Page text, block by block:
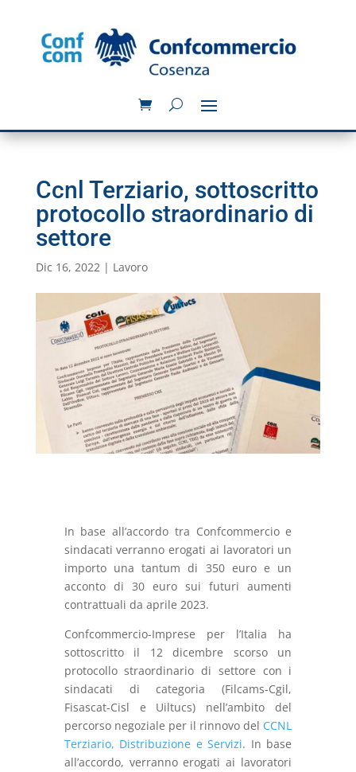
Ccnl Terziario, sottoscritto
protocollo straordinario di
settore
Dic 16, 2022| Lavoro
In base all’accordo tra Confcommercio e
sindacati verranno erogati ai lavoratori un
importo una tantum di 350 euro e un
acconto di 30 euro sui futuri aumenti
contrattuali da aprile 2023.
Confcommercio-Imprese per l’Italia ha
sottoscritto il 12 dicembre scorso un
protocollo straordinario di settore con i
sindacati di categoria (Filcams-Cgil,
Fisascat-Cisl e Uiltucs) nell’ambito del
percorso negoziale per il rinnovo del CCNL
Terziario, Distribuzione e Servizi. In base
all’accordo, verranno erogati ai lavoratori